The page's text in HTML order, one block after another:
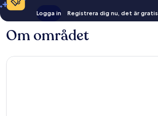
Logga in Registrera dig nu, det är gratis
Om området